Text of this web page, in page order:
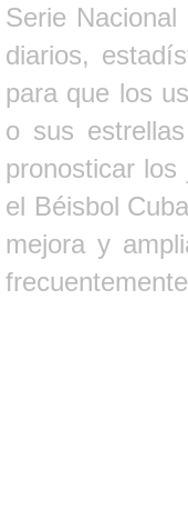
Serie
diarios,
para que los
o sus
pronosticar
el Béisbol
mejora y